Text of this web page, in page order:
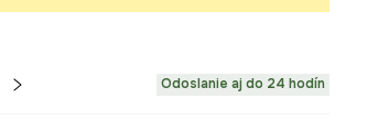
Odoslanie aj do 24 hodín